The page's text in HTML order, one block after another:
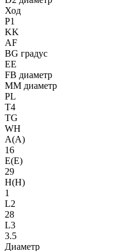
Ход
P1
KK
AF
BG градус
EE
FB диаметр
MM диаметр
PL
T4
TG
WH
A(A)
16
E(E)
29
H(H)
1
L2
28
L3
3.5
Диаметр